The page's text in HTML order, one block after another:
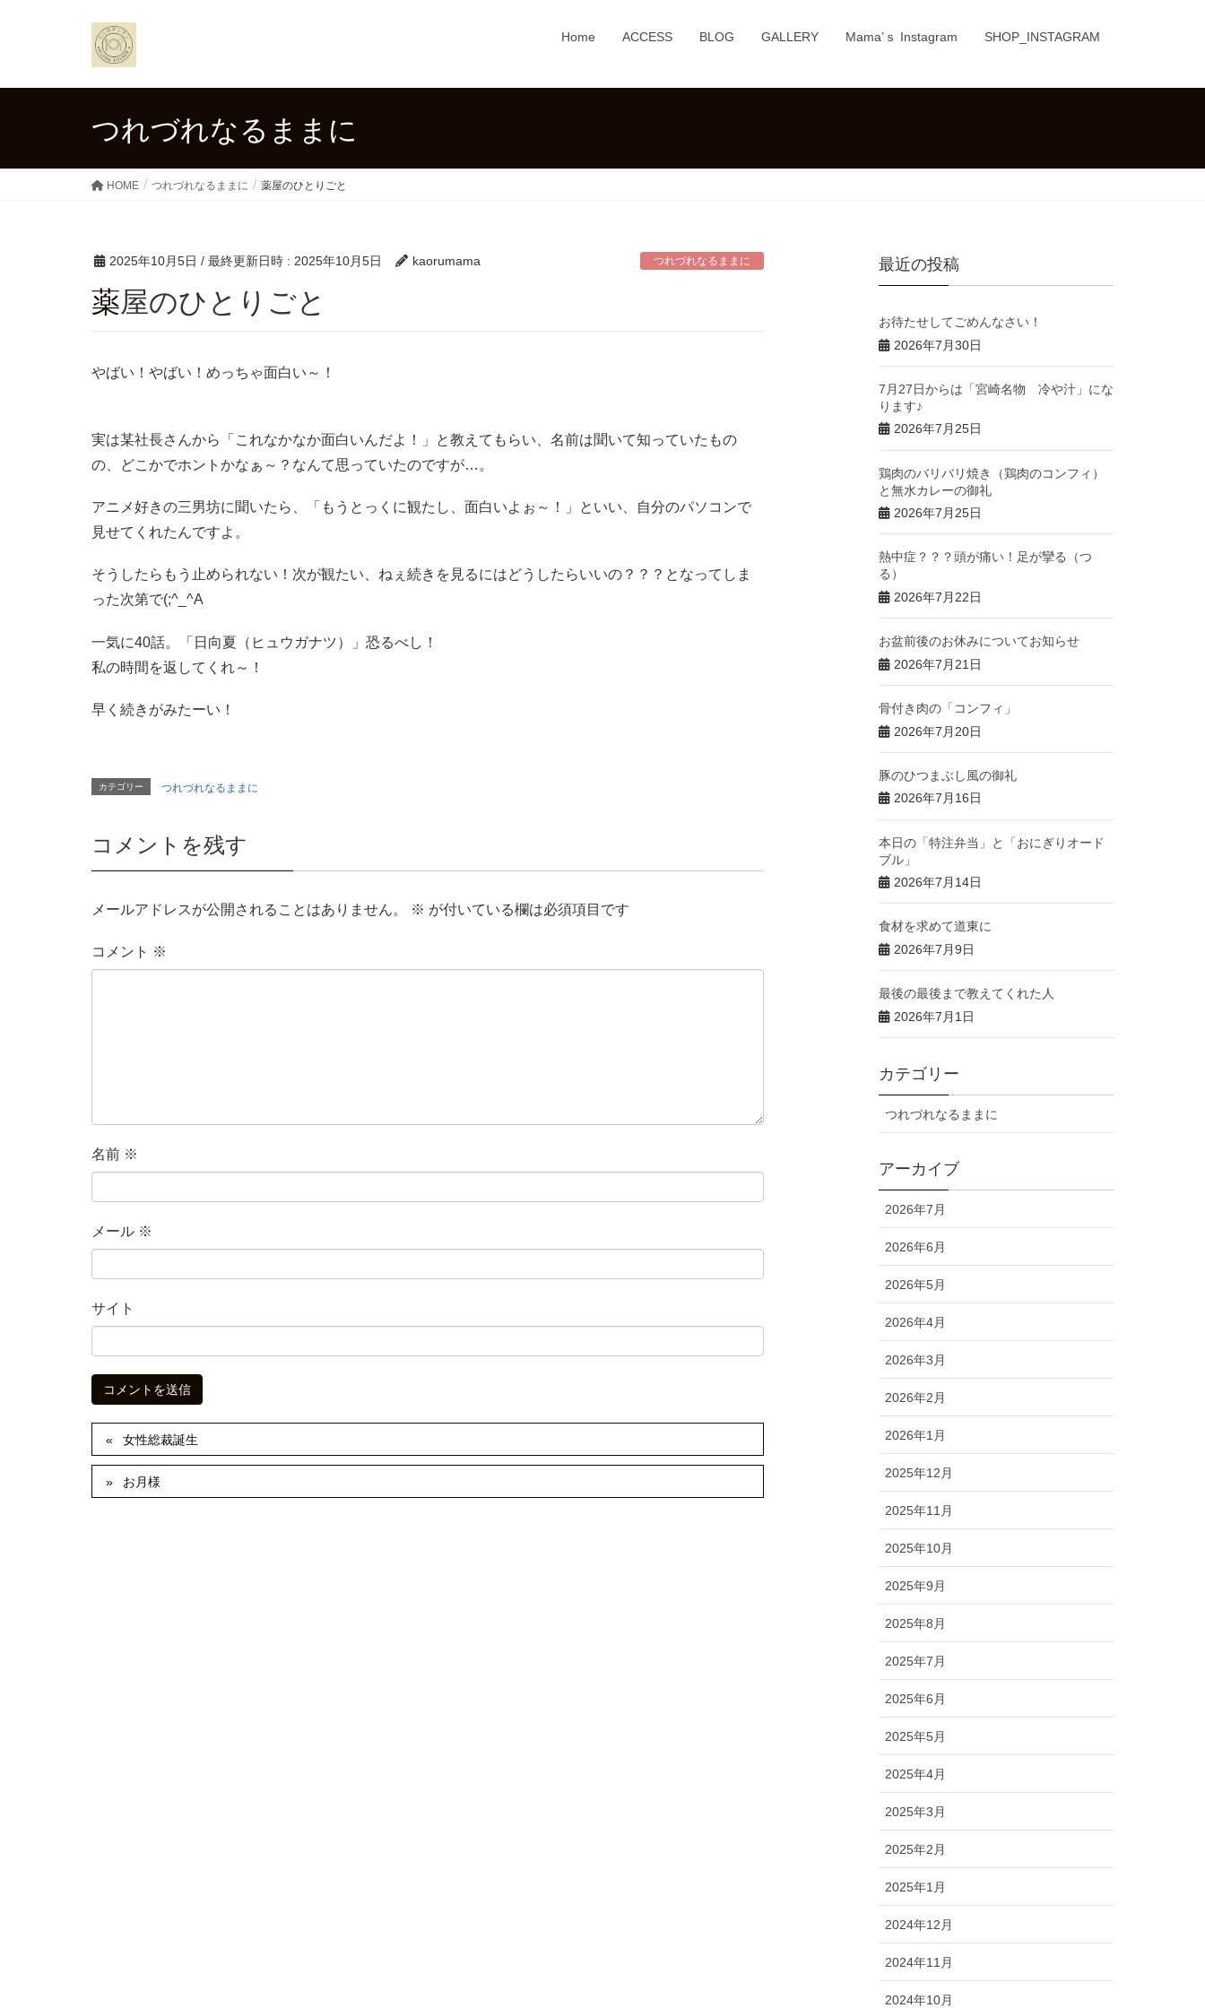
Home ACCESS BLOG GALLERY Mama’ｓ Instagram SHOP_INSTAGRAM
つれづれなるままに
HOME つれづれなるままに 薬屋のひとりごと
2025年10月5日 / 最終更新日時 : 2025年10月5日 kaorumama つれづれなるままに
薬屋のひとりごと
やばい！やばい！めっちゃ面白い～！
実は某社長さんから「これなかなか面白いんだよ！」と教えてもらい、名前は聞いて知っていたもの
の、どこかでホントかなぁ～？なんて思っていたのですが…。
アニメ好きの三男坊に聞いたら、「もうとっくに観たし、面白いよぉ～！」といい、自分のパソコンで
見せてくれたんですよ。
そうしたらもう止められない！次が観たい、ねぇ続きを見るにはどうしたらいいの？？？となってしま
った次第で(;^_^A
一気に40話。「日向夏（ヒュウガナツ）」恐るべし！
私の時間を返してくれ～！
早く続きがみたーい！
カテゴリー つれづれなるままに
コメントを残す
メールアドレスが公開されることはありません。 ※ が付いている欄は必須項目です
コメント ※
名前 ※
メール ※
サイト
女性総裁誕生
お月様
最近の投稿
お待たせしてごめんなさい！
2026年7月30日
7月27日からは「宮崎名物 冷や汁」にな
ります♪
2026年7月25日
鶏肉のバリバリ焼き（鶏肉のコンフィ）
と無水カレーの御礼
2026年7月25日
熱中症？？？頭が痛い！足が攣る（つ
る）
2026年7月22日
お盆前後のお休みについてお知らせ
2026年7月21日
骨付き肉の「コンフィ」
2026年7月20日
豚のひつまぶし風の御礼
2026年7月16日
本日の「特注弁当」と「おにぎりオード
ブル」
2026年7月14日
食材を求めて道東に
2026年7月9日
最後の最後まで教えてくれた人
2026年7月1日
カテゴリー
つれづれなるままに
アーカイブ
2026年7月
2026年6月
2026年5月
2026年4月
2026年3月
2026年2月
2026年1月
2025年12月
2025年11月
2025年10月
2025年9月
2025年8月
2025年7月
2025年6月
2025年5月
2025年4月
2025年3月
2025年2月
2025年1月
2024年12月
2024年11月
2024年10月